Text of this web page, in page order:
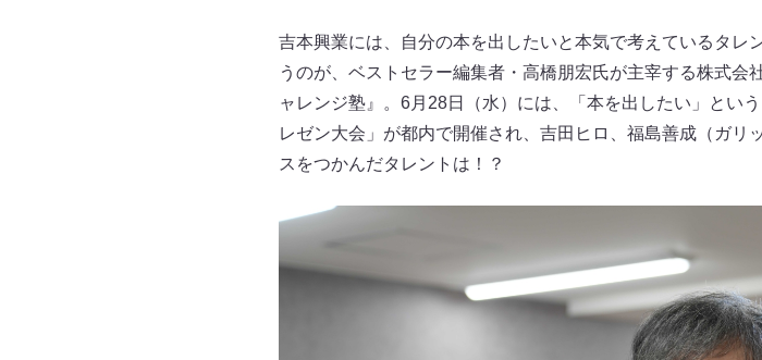
吉本興業には、自分の本を出したいと本気で考えているタレ
うのが、ベストセラー編集者・高橋朋宏氏が主宰する株式
ャレンジ塾』。6月28日（水）には、「本を出したい」とい
レゼン大会」が都内で開催され、吉田ヒロ、福島善成（ガ
スをつかんだタレントは！？